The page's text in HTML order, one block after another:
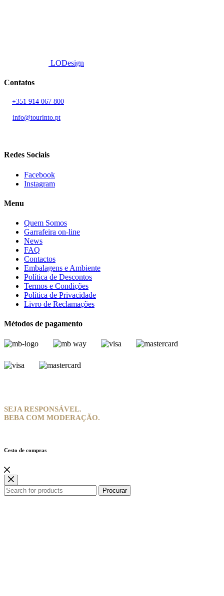
LODesign
Contatos
+351 914 067 800
info@tourinto.pt
Redes Sociais
Facebook
Instagram
Menu
Quem Somos
Garrafeira on-line
News
FAQ
Contactos
Embalagens e Ambiente
Política de Descontos
Termos e Condições
Política de Privacidade
Livro de Reclamações
Métodos de pagamento
SEJA RESPONSÁVEL.
BEBA COM MODERAÇÃO.
Cesto de compras
Procurar